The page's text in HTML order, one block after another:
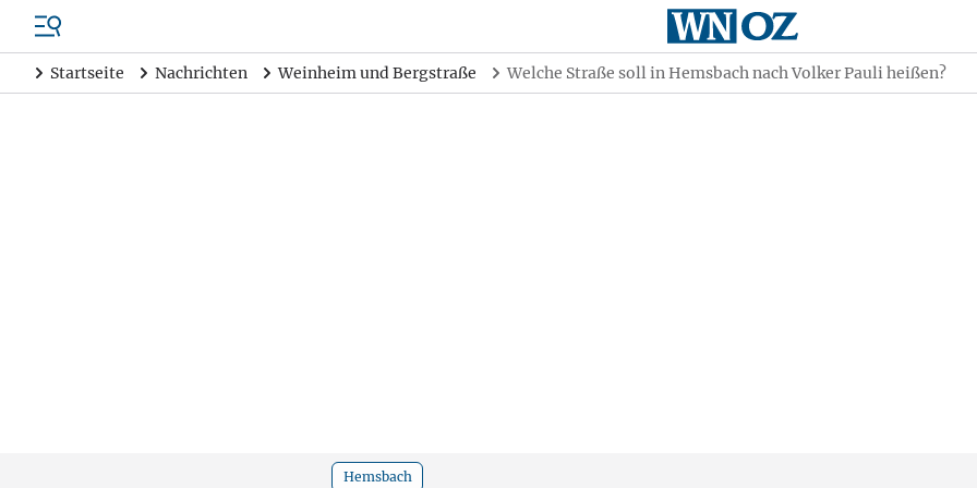
Startseite Nachrichten Weinheim und Bergstraße Welche Straße soll in Hemsbach nach Volker Pauli heißen?
Hemsbach